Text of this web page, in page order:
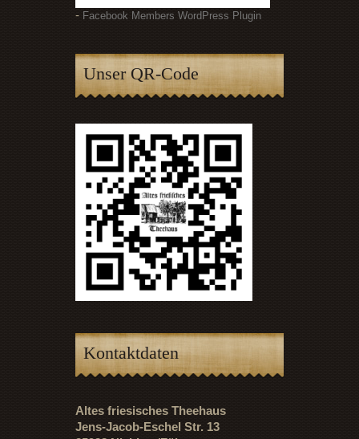
- Facebook Members WordPress Plugin
Unser QR-Code
Kontaktdaten
Altes friesisches Theehaus
Jens-Jacob-Eschel Str. 13